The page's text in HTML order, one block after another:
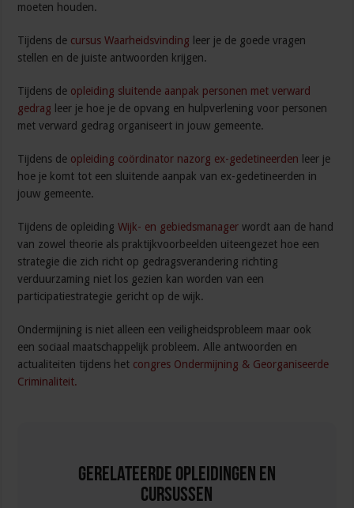
moeten houden.
Tijdens de cursus Waarheidsvinding leer je de goede vragen
stellen en de juiste antwoorden krijgen.
Tijdens de opleiding sluitende aanpak personen met verward
gedrag leer je hoe je de opvang en hulpverlening voor personen
met verward gedrag organiseert in jouw gemeente.
Tijdens de opleiding coördinator nazorg ex-gedetineerden leer je
hoe je komt tot een sluitende aanpak van ex-gedetineerden in
jouw gemeente.
Tijdens de opleidingWijk- en gebiedsmanager wordt aan de hand
van zowel theorie als praktijkvoorbeelden uiteengezet hoe een
strategie die zich richt op gedragsverandering richting
verduurzaming niet los gezien kan worden van een
participatiestrategie gericht op de wijk.
Ondermijning is niet alleen een veiligheidsprobleem maar ook
een sociaal maatschappelijk probleem. Alle antwoorden en
actualiteiten tijdens het congres Ondermijning & Georganiseerde
Criminaliteit.
Gerelateerde Opleidingen en
Cursussen